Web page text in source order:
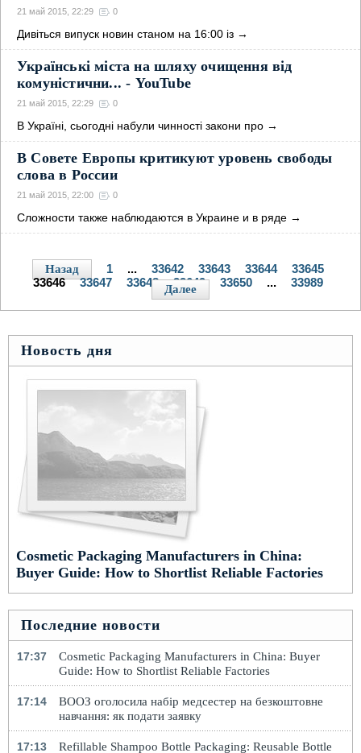
21 май 2015, 22:29 0
Дивіться випуск новин станом на 16:00 із →
Українські міста на шляху очищення від
комуністични... - YouTube
21 май 2015, 22:29 0
В Україні, сьогодні набули чинності закони про →
В Совете Европы критикуют уровень свободы
слова в России
21 май 2015, 22:00 0
Сложности также наблюдаются в Украине и в ряде →
Назад 1 ... 33642 33643 33644
33645
33646
33647 33648 33649 33650 ... 33989
Далее
Новость дня
Cosmetic Packaging Manufacturers in China:
Buyer Guide: How to Shortlist Reliable Factories
Последние новости
17:37
Cosmetic Packaging Manufacturers in China: Buyer
Guide: How to Shortlist Reliable Factories
17:14
ВООЗ оголосила набір медсестер на безкоштовне
навчання: як подати заявку
17:13 Refillable Shampoo Bottle Packaging: Reusable Bottle